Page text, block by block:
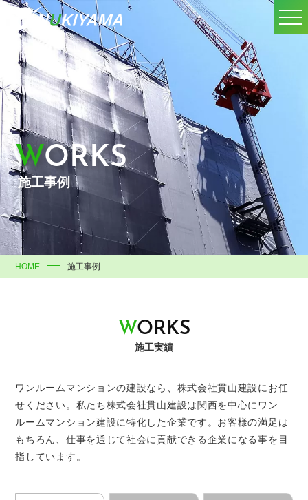
WORKS
施工事例
HOME 施工事例
WORKS
施工実績
ワンルームマンションの建設なら、株式会社貫山建設にお任
せください。 私たち株式会社貫山建設は関西を中心にワン
ルームマンション建設に特化した企業です。 お客様の満足は
もちろん、仕事を通じて社会に貢献できる企業になる事を目
指しています。